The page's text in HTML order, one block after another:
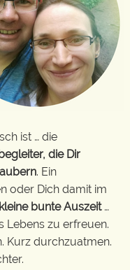
ist … die
die Dir
. Ein
oder Dich damit im
kleine bunte Auszeit…
Lebens zu erfreuen.
Kurz durchzuatmen.